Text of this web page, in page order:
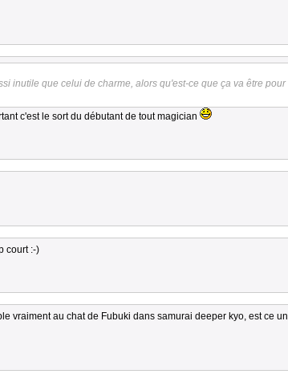
inutile que celui de charme, alors qu'est-ce que ça va être pour
c'est le sort du débutant de tout magician
court :-)
vraiment au chat de Fubuki dans samurai deeper kyo, est ce un